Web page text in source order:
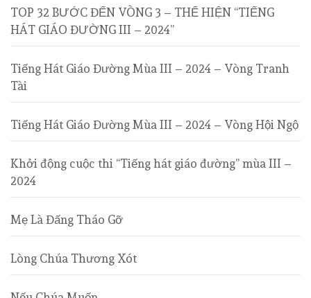
TOP 32 BƯỚC ĐẾN VÒNG 3 – THỂ HIỆN “TIẾNG
HÁT GIÁO ĐƯỜNG III – 2024”
Tiếng Hát Giáo Đường Mùa III – 2024 – Vòng Tranh
Tài
Tiếng Hát Giáo Đường Mùa III – 2024 – Vòng Hội Ngộ
Khởi động cuộc thi “Tiếng hát giáo đường” mùa III –
2024
Mẹ Là Đấng Tháo Gỡ
Lòng Chúa Thương Xót